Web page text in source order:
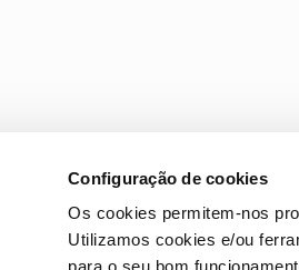
Configuração de cookies
Os cookies permitem-nos
Utilizamos cookies e/ou